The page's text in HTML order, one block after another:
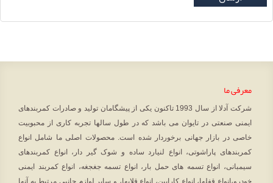
معرفی ما
شرکت آدلا از سال 1993 تاکنون یکی از پیشگامان تولید و صادرات کمربندهای
ایمنی صنعتی در تایوان می باشد که در طول سالها تجربه کاری از محبوبیت
خاصی در بازار جهانی برخوردار شده است. محصولات اصلی ما شامل انواع
کمربندهای پاراشوتی، انواع لنیارد ساده و شوک گیر دار، انواع کمربندهای
سیمبانی، انواع تسمه های حمل بار، انواع تسمه جغجغه، انواع کمربند ایمنی
خودرو،انواع قفلها، انواع کارابین، انواع قلابها، و سایر لوازم جانبی مرتبط به آنها